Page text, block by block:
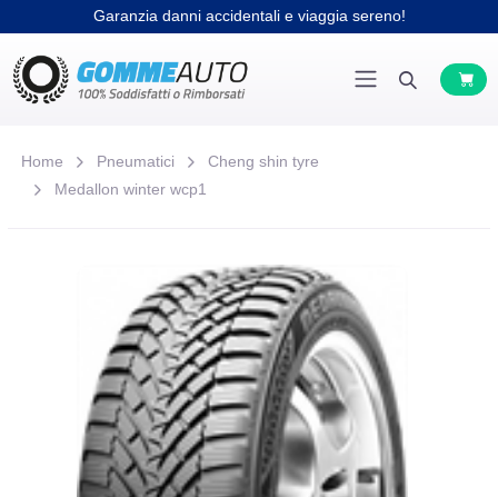
Garanzia danni accidentali e viaggia sereno!
Home Pneumatici
Cheng shin tyre
Medallon winter wcp1